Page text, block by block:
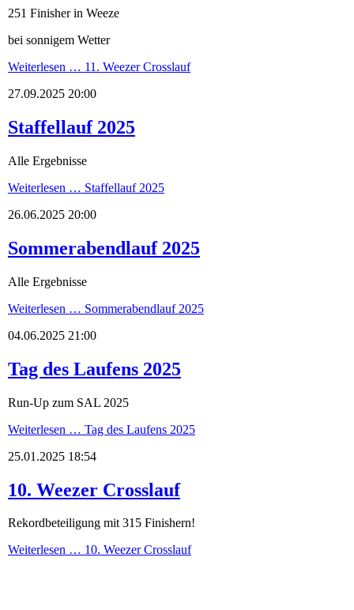
251 Finisher in Weeze
bei sonnigem Wetter
Weiterlesen … 11. Weezer Crosslauf
27.09.2025 20:00
Staffellauf 2025
Alle Ergebnisse
Weiterlesen … Staffellauf 2025
26.06.2025 20:00
Sommerabendlauf 2025
Alle Ergebnisse
Weiterlesen … Sommerabendlauf 2025
04.06.2025 21:00
Tag des Laufens 2025
Run-Up zum SAL 2025
Weiterlesen … Tag des Laufens 2025
25.01.2025 18:54
10. Weezer Crosslauf
Rekordbeteiligung mit 315 Finishern!
Weiterlesen … 10. Weezer Crosslauf